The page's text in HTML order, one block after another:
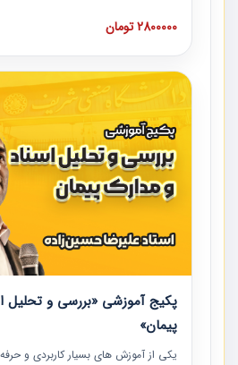
های عمرانی» چالش ها، تخلفات و راه
است که در محل سندیکای شرکت های
مدارک پیمان به همراه تجربیات عملی
2800000 تومان
پکیج آموزشی «بررسی و تحلیل
پیمان»
یکی از آموزش‏‏‏‏‏‏ های بسیار کاربردی و